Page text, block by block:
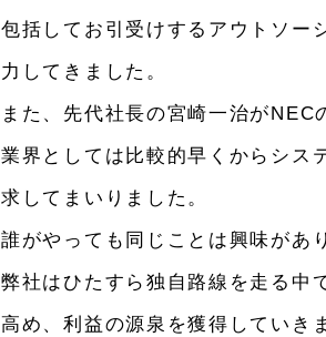
包括してお引受けするアウトソー
力してきました。
また、先代社長の宮崎一治がNEC
業界としては比較的早くからシス
求してまいりました。
誰がやっても同じことは興味があ
弊社はひたすら独自路線を走る中
高め、利益の源泉を獲得していき